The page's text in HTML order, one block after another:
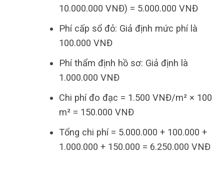
10.000.000 VNĐ) = 5.000.000 VNĐ
Phí cấp sổ đỏ: Giả định mức phí là
100.000 VNĐ
Phí thẩm định hồ sơ: Giả định là
1.000.000 VNĐ
Chi phí đo đạc = 1.500 VNĐ/m² × 100
m² = 150.000 VNĐ
Tổng chi phí = 5.000.000 + 100.000 +
1.000.000 + 150.000 = 6.250.000 VNĐ